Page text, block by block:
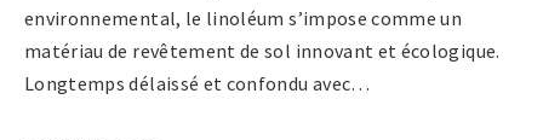
environnemental, le linoléum s’impose comme un
matériau de revêtement de sol innovant et écologique.
Longtemps délaissé et confondu avec…